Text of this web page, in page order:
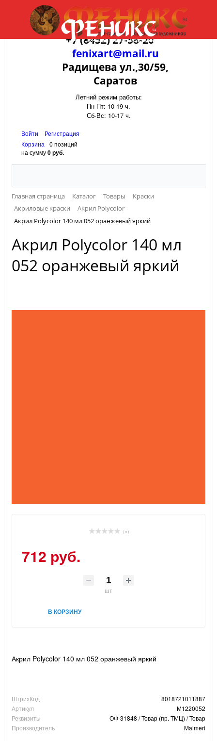
+7 (8452) 27-58-20
fenixart@mail.ru
Радищева ул.,30/59,
Саратов
Летний режим работы:
Пн-Пт: 10-19 ч.
Сб-Вс: 10-17 ч.
Войти
Регистрация
Корзина
0 позиций
на сумму0 руб.
Главная страница Каталог Товары
Краски
Акриловые краски
Акрил Polycolor
Акрил Polycolor 140 мл 052 оранжевый яркий
Акрил Polycolor 140 мл
052 оранжевый яркий
( 0 )
712 руб.
шт
В КОРЗИНУ
Акрил Polycolor 140 мл 052 оранжевый яркий
ШтрихКод
8018721011887
Артикул
М1220052
Реквизиты
ОФ-31848 / Товар (пр. ТМЦ) / Товар
Производитель
Maimeri